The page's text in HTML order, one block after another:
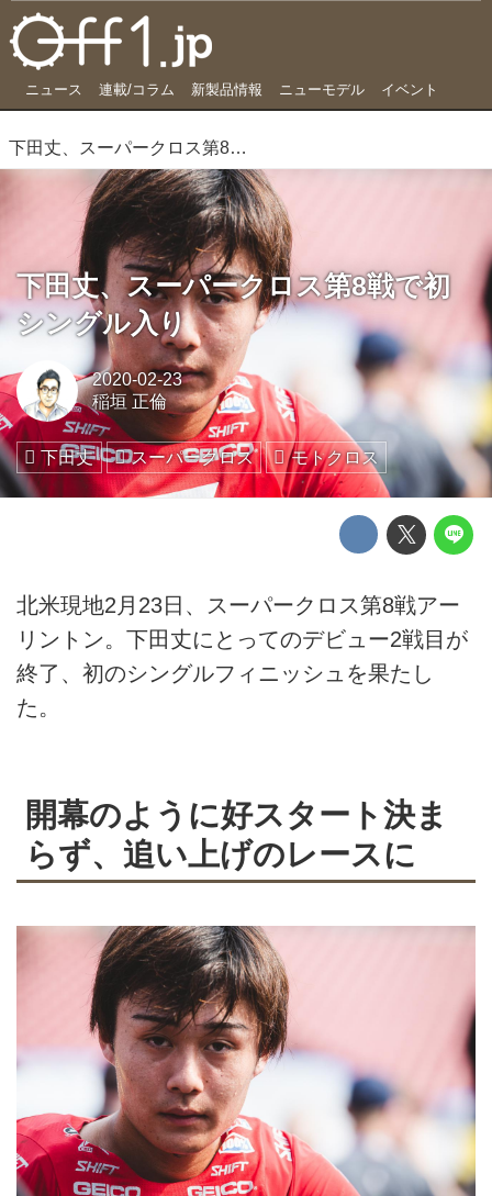
ニュース 連載/コラム 新製品情報 ニューモデル イベント
下田丈、スーパークロス第8戦で初シングル入り
下田丈、スーパークロス第8戦で初
シングル入り
2020-02-23
稲垣 正倫
下田丈 スーパークロス モトクロス
北米現地2月23日、スーパークロス第8戦アー
リントン。下田丈にとってのデビュー2戦目が
終了、初のシングルフィニッシュを果たし
た。
開幕のように好スタート決ま
らず、追い上げのレースに